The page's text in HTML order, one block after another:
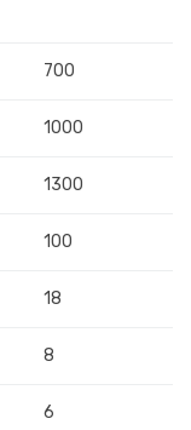
700
1000
1300
100
18
8
6